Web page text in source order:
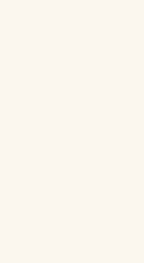
sich eine
Hauch
Walnuss
feiner